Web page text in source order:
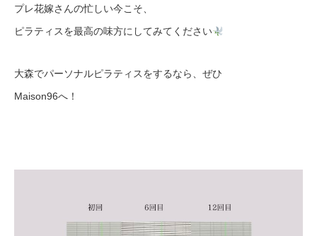
プレ花嫁さんの忙しい今こそ、
ピラティスを最高の味方にしてみてください
大森でパーソナルピラティスをするなら、ぜひ
Maison96へ！